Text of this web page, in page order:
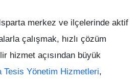
merkez ve ilçelerinde aktif
çalışmak, hızlı çözüm
hizmet açısından büyük
Tesis Yönetim Hizmetleri,